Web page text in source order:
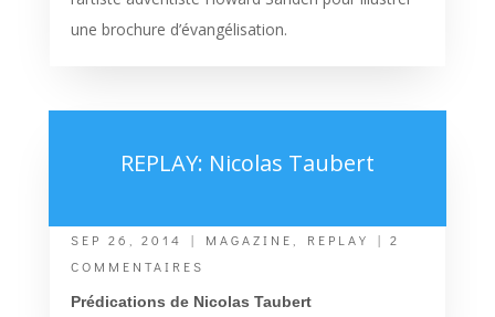
une brochure d’évangélisation.
REPLAY: Nicolas Taubert
SEP 26, 2014 | MAGAZINE REPLAY
| 2
COMMENTAIRES
Prédications de Nicolas Taubert